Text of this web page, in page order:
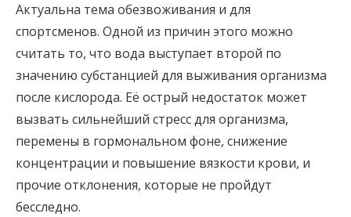
Актуальна тема обезвоживания и для
спортсменов. Одной из причин этого можно
считать то, что вода выступает второй по
значению субстанцией для выживания организма
после кислорода. Её острый недостаток может
вызвать сильнейший стресс для организма,
перемены в гормональном фоне, снижение
концентрации и повышение вязкости крови, и
прочие отклонения, которые не пройдут
бесследно.